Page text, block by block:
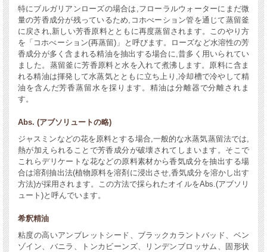
特にブルガリアンローズの場合は,フローラルウォーターにまだ微
量の芳香成分が残っているため,コホべーション管を通じて蒸留釜
に戻され,新しい芳香原料とともに再度蒸留されます。このやり方
を「コホべーション(再蒸留)」と呼びます。ローズなど水溶性の芳
香成分が多く含まれる精油を抽出する場合に,昔多く用いられてい
ました。蒸留釜に芳香原料と水を入れて煮沸します。原料に含ま
れる精油は揮発して水蒸気とともに立ち上り,冷却槽で冷やして精
油を含んだ芳香蒸留水を採ります。精油は分離器で分離されま
す。
Abs. (アブソリュートの略)
ジャスミンなどの花を原料とする場合,一般的な水蒸気蒸留法では,
熱が加えられることで芳香成分が破壊されてしまいます。そこで
これらデリケートな花などの原料素材から香気成分を抽出する場
合は溶剤抽出法(植物原料を溶剤に浸出させ,香気成分を溶かし出す
方法)が採用されます。この方法で採られたオイルをAbs.(アブソリ
ュート)と呼んでいます。
希釈精油
粘度の高いアンブレットシード、ブラックカラントバッド、ベン
ゾイン、バニラ、トンカビーンズ、リンデンブロッサム、固形状